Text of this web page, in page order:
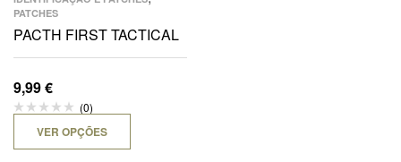
PATCHES
PACTH FIRST TACTICAL
9,99€
(0)
VER OPÇÕES